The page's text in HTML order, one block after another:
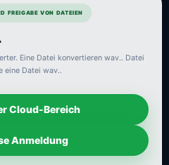
FREIGABE VON DATEIEN
Eine Datei konvertieren wav.. Datei
eine Datei wav..
Cloud-Bereich
Anmeldung